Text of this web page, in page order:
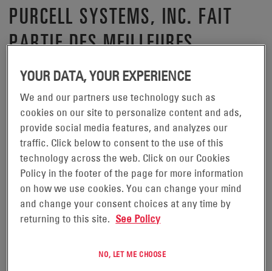
PURCELL SYSTEMS, INC. FAIT
PARTIE DES MEILLEURES
ENTREPRISES OÙ IL FAIT BON
TRAVAILLER DANS LE NORD-
OUEST DES ÉTATS-UNIS EN 2018
READING, Pennsylvanie, le 18
septembre 2018 –
EnerSys® (NYSE : ENS), fabricant des batteries
ODYSSEY®, présentera son offre élargie de batteries
Association) 2018 au stand n° 24875. Le salon SEMA
YOUR DATA, YOUR EXPERIENCE
We and our partners use technology such as
cookies on our site to personalize content and ads,
provide social media features, and analyzes our
traffic. Click below to consent to the use of this
technology across the web. Click on our Cookies
Policy in the footer of the page for more information
on how we use cookies. You can change your mind
and change your consent choices at any time by
returning to this site. See Policy
NO, LET ME CHOOSE